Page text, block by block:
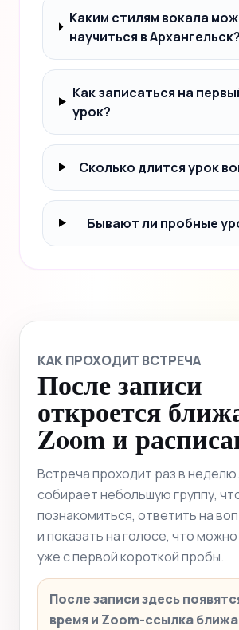
Каким стилям вокала
научиться в Архангельск?
Как записаться на
урок?
Сколько длится урок
Бывают ли пробные
КАК ПРОХОДИТ ВСТРЕЧА
После записи
откроется
Zoom и
Встреча проходит раз в
собирает небольшую группу,
познакомиться, ответить на
и показать на голосе, что
уже с первой короткой пробы.
После записи здесь
время и Zoom-ссылка